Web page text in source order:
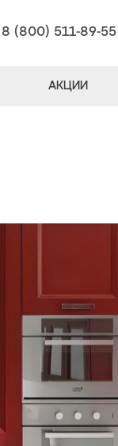
8 (800) 511-89-55
АКЦИИ